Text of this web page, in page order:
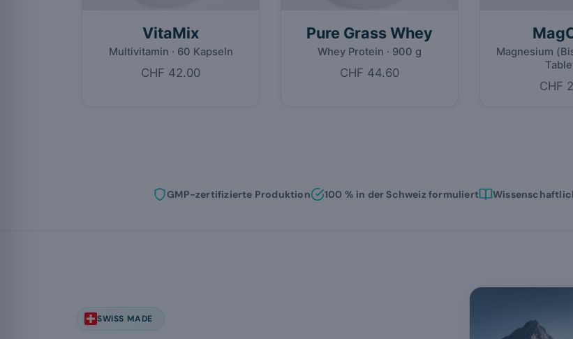
VitaMix
Multivitamin · 60 Kapseln
CHF 42.00
Pure Grass Whey
Whey Protein · 900 g
CHF 44.60
Magnesium
CHF
GMP-zertifizierte Produktion 100 % in der Schweiz formuliert
SWISS MADE